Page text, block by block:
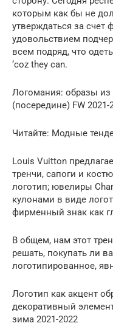
которым как бы не
утверждаться за
удовольствием
всем подряд, что
‘coz they can.
Логомания: образы из
(посередине) FW 2021-
Читайте: Модные
Louis Vuitton
тренчи, сапоги и
логотип; ювелиры
кулонами в виде
фирменный знак как
В общем, нам этот
решать, покупать ли
логотипированное,
Логотип как акцент
декоративный
зима 2021-2022